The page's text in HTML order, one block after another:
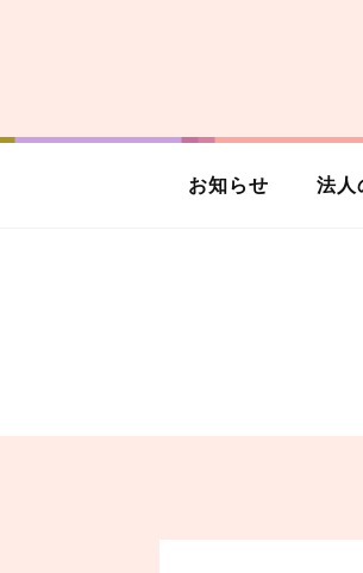
お知らせ 法人